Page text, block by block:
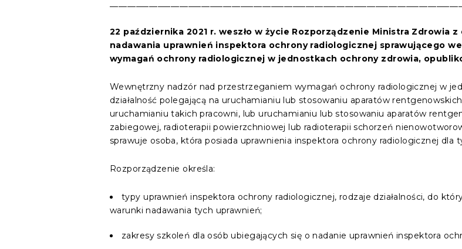
22 października 2021 r. weszło w życie Rozporządzenie Ministra Zdrowia z
nadawania uprawnień inspektora ochrony radiologicznej sprawującego
wymagań ochrony radiologicznej w jednostkach ochrony zdrowia,
Wewnętrzny nadzór nad przestrzeganiem wymagań ochrony radiologicznej w
działalność polegającą na uruchamianiu lub stosowaniu aparatów
uruchamianiu takich pracowni, lub uruchamianiu lub stosowaniu aparatów
zabiegowej, radioterapii powierzchniowej lub radioterapii schorzeń
sprawuje osoba, która posiada uprawnienia inspektora ochrony radiologicznej dla
Rozporządzenie określa:
typy uprawnień inspektora ochrony radiologicznej, rodzaje działalności, do
warunki nadawania tych uprawnień;
zakresy szkoleń dla osób ubiegających się o nadanie uprawnień inspektora